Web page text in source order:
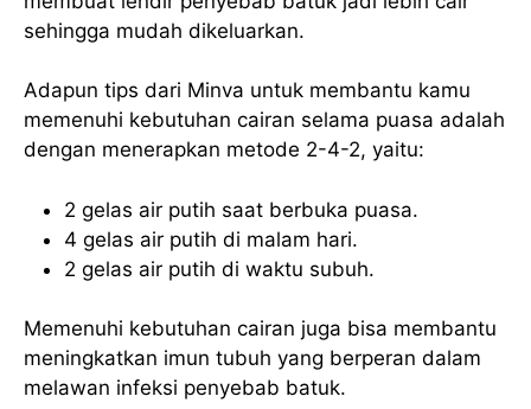
sehingga mudah dikeluarkan.
Adapun tips dari Minva untuk membantu kamu
memenuhi kebutuhan cairan selama puasa adalah
dengan menerapkan metode 2-4-2, yaitu:
2 gelas air putih saat berbuka puasa.
4 gelas air putih di malam hari.
2 gelas air putih di waktu subuh.
Memenuhi kebutuhan cairan juga bisa membantu
meningkatkan imun tubuh yang berperan dalam
melawan infeksi penyebab batuk.